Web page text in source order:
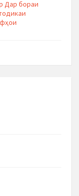
Дар бораи